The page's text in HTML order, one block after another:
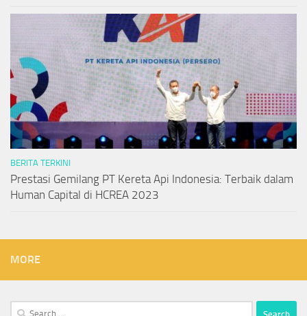
BERITA TERKINI
Prestasi Gemilang PT Kereta Api Indonesia: Terbaik dalam
Human Capital di HCREA 2023
MORE
Search